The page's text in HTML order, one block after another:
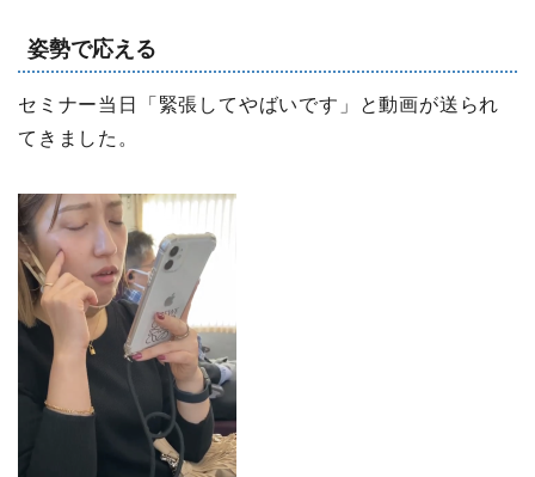
姿勢で応える
セミナー当日「緊張してやばいです」と動画が送られ
てきました。